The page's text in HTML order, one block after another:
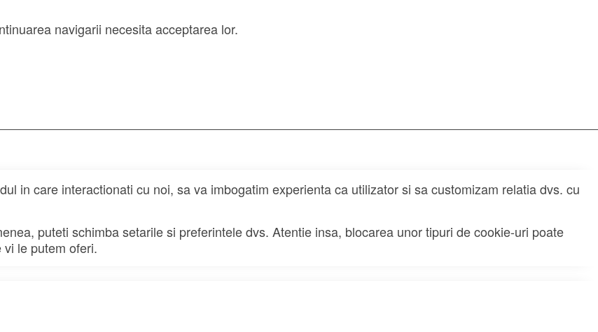
navigarii necesita acceptarea lor.
in care interactionati cu noi, sa va imbogatim experienta ca utilizator si sa customizam relatia dvs. cu
puteti schimba setarile si preferintele dvs. Atentie insa, blocarea unor tipuri de cookie-uri poate
le putem oferi.